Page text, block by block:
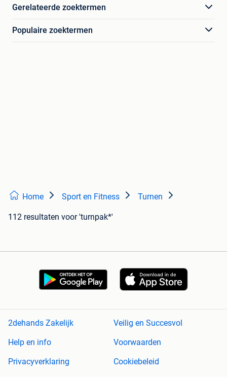
Gerelateerde zoektermen
Populaire zoektermen
Home Sport en Fitness Turnen
112 resultaten voor 'turnpak*'
2dehands Zakelijk
Veilig en Succesvol
Help en info
Voorwaarden
Privacyverklaring
Cookiebeleid